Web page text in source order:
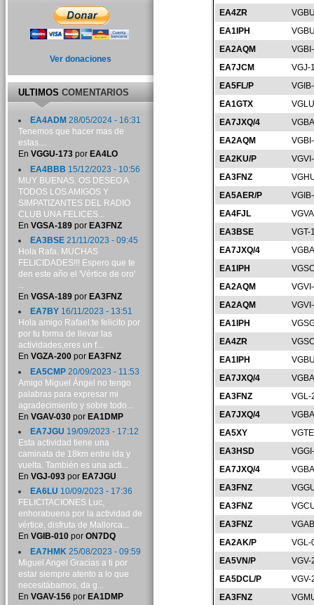
EA4ZR
EA1IPH
EA2AQM
EA7JCM
VGJ-
EA5FL/P
EA1GTX
EA7JXQ/4
EA2AQM
EA2KU/P
EA3FNZ
EA5AER/P
EA4FJL
EA3BSE
VGT-
EA7JXQ/4
EA1IPH
EA2AQM
EA2AQM
EA1IPH
EA4ZR
EA1IPH
EA7JXQ/4
EA3FNZ
VGL-
EA7JXQ/4
EA5XY
EA3HSD
EA7JXQ/4
EA3FNZ
EA3FNZ
EA3FNZ
EA2AK/P
VGL-
EA5VN/P
VGV-
EA5DCL/P
VGV-
EA3FNZ
Ver donaciones
ULTIMOSCOMENTARIOS
EA4ADM 28/05/2024 - 16:31
Tenemos que hacer mas de
estas....
En VGGU-173por EA4LO
EA4BBB 15/12/2023 - 10:56
MUY BUENAS. OS DESEO A
TODOS LOS AMIGOS Y
SIMPATIZANTES DEL RADIO
CLUB UNA FELICES...
En VGSA-189por EA3FNZ
EA3BSE21/11/2023 - 09:45
Hola Rafa. MUCHAS
FELICIDADES!!! Espero que te
den este año el 'Vértice de oro'
...
En VGSA-189por EA3FNZ
EA7BY16/11/2023 - 13:51
Hola amigo Rafael:te felicito por
por tu forma de llevar las
actividades,eres un f...
En VGZA-200por EA3FNZ
EA5CMP20/09/2023 - 11:53
Amigo Miguel Ángel no tengo
palabras para expresar mi
agradecimiento y sobre todo...
En VGAV-030por EA1DMP
EA7JGU 19/09/2023 - 17:12
Esta actividad tiene una
caminata de 18km entre ida y
vuelta. También es una acti...
En VGJ-093por EA7JGU
EA6LU 10/09/2023 - 17:36
FELICITACIONES Luc,
enhorabuena por la actividad de
vértice, disfruta de Mallorca...
En VGIB-010por ON7DQ
EA7HMK 25/08/2023 - 09:59
Miguel Angel Gracias a ti por
estar siempre atento a lo que
necesitábamos, da g...
En VGAV-156por EA1DMP